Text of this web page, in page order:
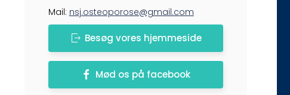
Mail: nsj.osteoporose@gmail.com
Besøg vores hjemmeside
Mød os på facebook